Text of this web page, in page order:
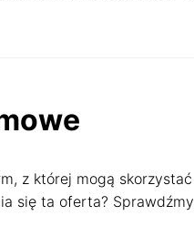
z której mogą
się ta oferta?